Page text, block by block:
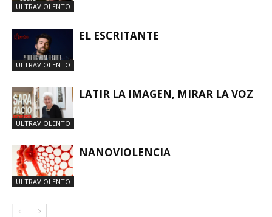
ULTRAVIOLENTO
ULTRAVIOLENTO
EL ESCRITANTE
ULTRAVIOLENTO
LATIR LA IMAGEN, MIRAR LA VOZ
ULTRAVIOLENTO
NANOVIOLENCIA